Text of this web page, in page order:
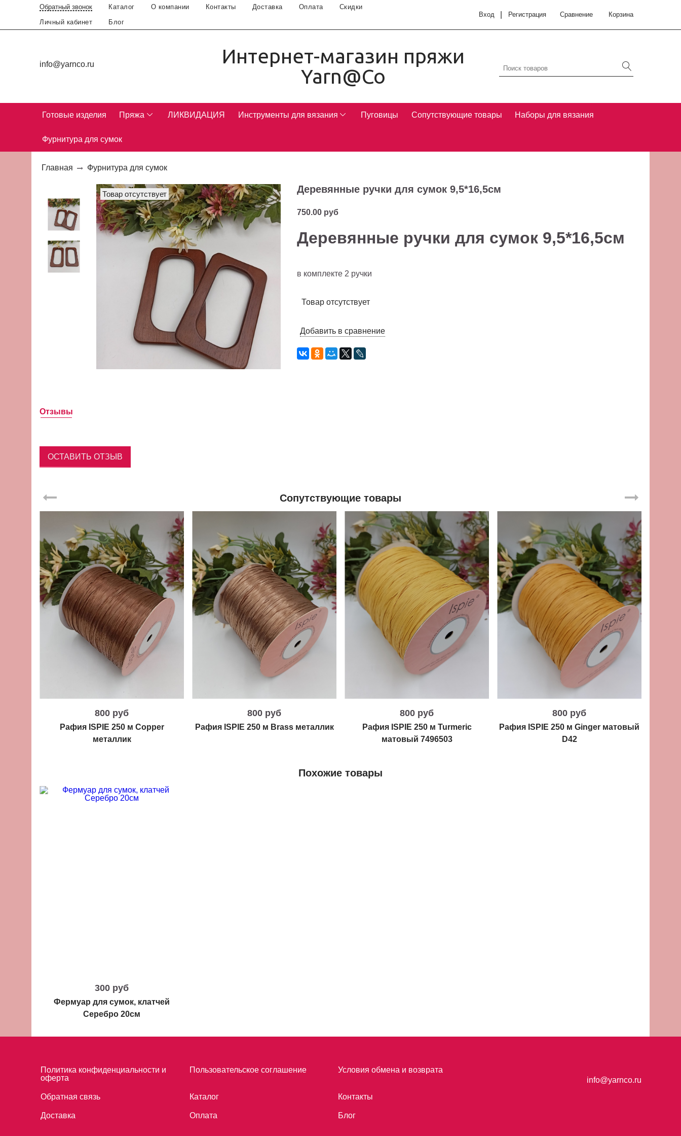
Обратный звонок Каталог О компании Контакты Доставка Оплата Скидки
Личный кабинет Блог
Вход Регистрация Сравнение Корзина
info@yarnco.ru
Интернет-магазин пряжи
Yarn@Co
Готовые изделия Пряжа ЛИКВИДАЦИЯ Инструменты для вязания Пуговицы Сопутствующие товары Наборы для вязания
Фурнитура для сумок
Главная Фурнитура для сумок
Товар отсутствует Деревянные ручки для сумок 9,5*16,5см
750.00 руб
Деревянные ручки для сумок 9,5*16,5см
в комплекте 2 ручки
Товар отсутствует
Добавить в сравнение
Отзывы
ОСТАВИТЬ ОТЗЫВ
Сопутствующие товары
800 руб
Рафия ISPIE 250 м Copper
металлик
800 руб
Рафия ISPIE 250 м Brass металлик
800 руб
Рафия ISPIE 250 м Turmeric
матовый 7496503
800 руб
Рафия ISPIE 250 м Ginger матовый
D42
Похожие товары
300 руб
Фермуар для сумок, клатчей
Серебро 20см
Политика конфиденциальности и
оферта
Пользовательское соглашение Условия обмена и возврата
Обратная связь Каталог Контакты
Доставка Оплата Блог
info@yarnco.ru